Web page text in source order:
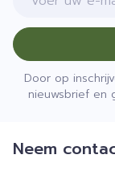
Door op
nieuwsbrief en
Neem